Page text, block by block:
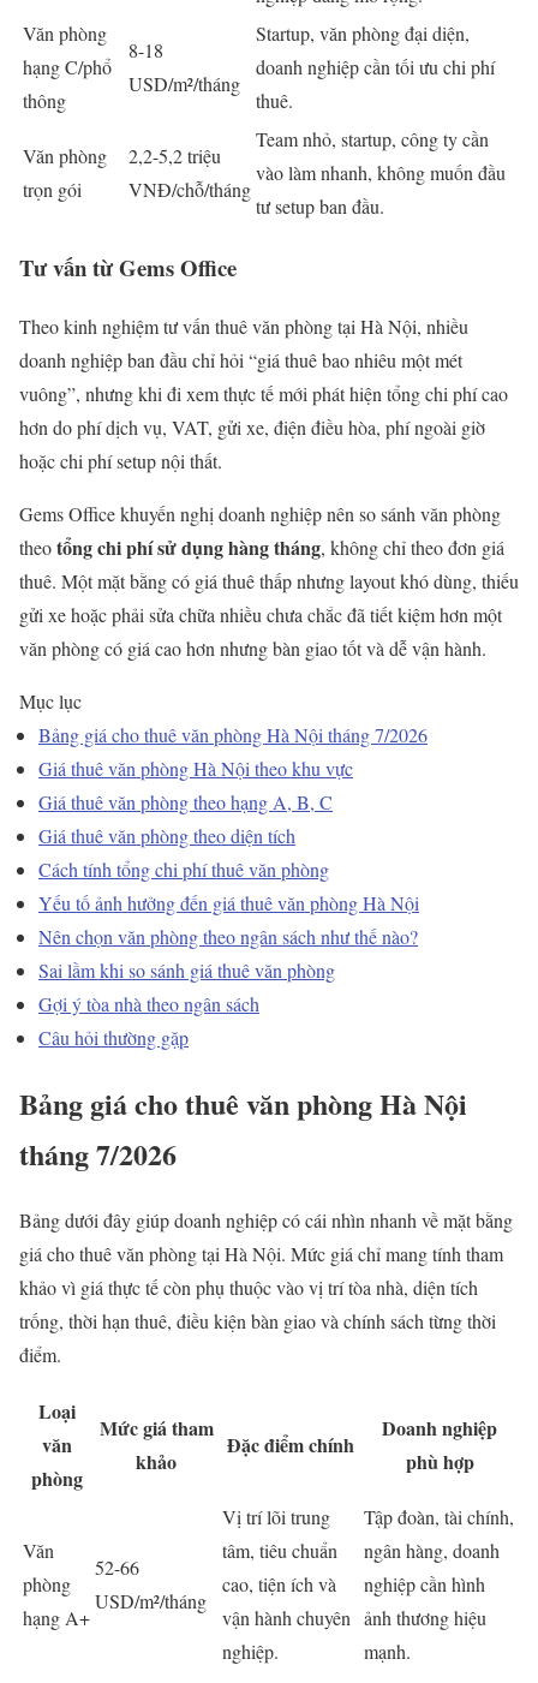
Văn phòng
hạng C/phổ
thông
8-18
USD/m²/tháng
Startup, văn phòng đại diện,
doanh nghiệp cần tối ưu chi phí
thuê.
Văn phòng
trọn gói
2,2-5,2 triệu
VNĐ/chỗ/tháng
Team nhỏ, startup, công ty cần
vào làm nhanh, không muốn đầu
tư setup ban đầu.
Tư vấn từ Gems Office
Theo kinh nghiệm tư vấn thuê văn phòng tại Hà Nội, nhiều
doanh nghiệp ban đầu chỉ hỏi “giá thuê bao nhiêu một mét
vuông”, nhưng khi đi xem thực tế mới phát hiện tổng chi phí cao
hơn do phí dịch vụ, VAT, gửi xe, điện điều hòa, phí ngoài giờ
hoặc chi phí setup nội thất.
Gems Office khuyến nghị doanh nghiệp nên so sánh văn phòng
theotổng chi phí sử dụng hàng tháng, không chỉ theo đơn giá
thuê. Một mặt bằng có giá thuê thấp nhưng layout khó dùng, thiếu
gửi xe hoặc phải sửa chữa nhiều chưa chắc đã tiết kiệm hơn một
văn phòng có giá cao hơn nhưng bàn giao tốt và dễ vận hành.
Mục lục
Bảng giá cho thuê văn phòng Hà Nội tháng 7/2026
Giá thuê văn phòng Hà Nội theo khu vực
Giá thuê văn phòng theo hạng A, B, C
Giá thuê văn phòng theo diện tích
Cách tính tổng chi phí thuê văn phòng
Yếu tố ảnh hưởng đến giá thuê văn phòng Hà Nội
Nên chọn văn phòng theo ngân sách như thế nào?
Sai lầm khi so sánh giá thuê văn phòng
Gợi ý tòa nhà theo ngân sách
Câu hỏi thường gặp
Bảng giá cho thuê văn phòng Hà Nội
tháng 7/2026
Bảng dưới đây giúp doanh nghiệp có cái nhìn nhanh về mặt bằng
giá cho thuê văn phòng tại Hà Nội. Mức giá chỉ mang tính tham
khảo vì giá thực tế còn phụ thuộc vào vị trí tòa nhà, diện tích
trống, thời hạn thuê, điều kiện bàn giao và chính sách từng thời
điểm.
Loại
văn
phòng
Mức giá tham
khảo
Đặc điểm chính
Doanh nghiệp
phù hợp
Văn
phòng
hạng A+
52-66
USD/m²/tháng
Vị trí lõi trung
tâm, tiêu chuẩn
cao, tiện ích và
vận hành chuyên
nghiệp.
Tập đoàn, tài chính,
ngân hàng, doanh
nghiệp cần hình
ảnh thương hiệu
mạnh.